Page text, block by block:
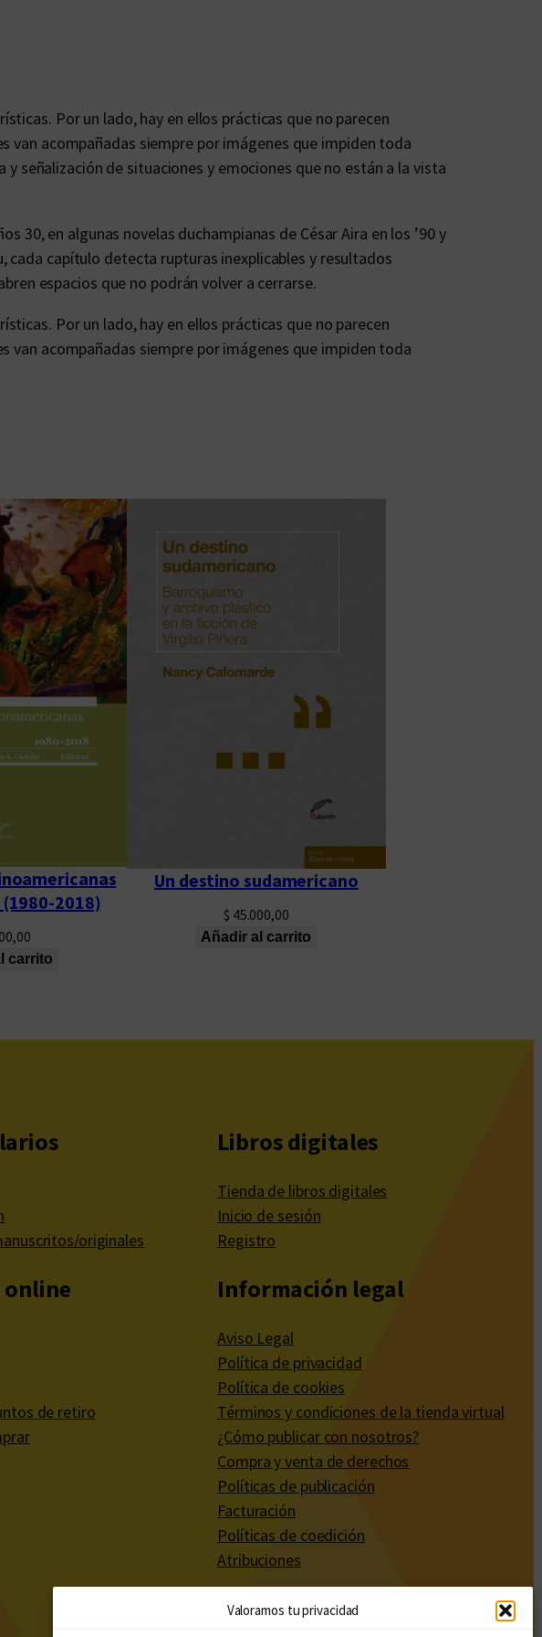
Valoramos tu privacidad
Por un lado, hay en ellos prácticas que no parecen
van acompañadas siempre por imágenes que impiden toda
señalización de situaciones y emociones que no están a la vista
30, en algunas novelas duchampianas de César Aira en los ’90 y
cada capítulo detecta rupturas inexplicables y resultados
espacios que no podrán volver a cerrarse.
Por un lado, hay en ellos prácticas que no parecen
van acompañadas siempre por imágenes que impiden toda
2018)
carrito
Un destino sudamericano
$ 45.000,00
Añadir al carrito
originales
online
de retiro
Libros digitales
Tienda de libros digitales
Inicio de sesión
Registro
Información legal
Aviso Legal
Política de privacidad
Política de cookies
Términos y condiciones de la tienda virtual
¿Cómo publicar con nosotros?
Compra y venta de derechos
Políticas de publicación
Facturación
Políticas de coedición
Atribuciones